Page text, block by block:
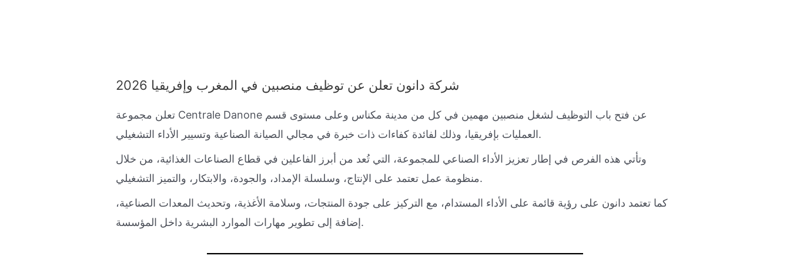
شركة دانون تعلن عن توظيف منصبين في المغرب وإفريقيا 2026
تعلن مجموعة Centrale Danone عن فتح باب التوظيف لشغل منصبين مهمين في كل من مدينة مكناس وعلى مستوى قسم
العمليات بإفريقيا، وذلك لفائدة كفاءات ذات خبرة في مجالي الصيانة الصناعية وتسيير الأداء التشغيلي.
وتأتي هذه الفرص في إطار تعزيز الأداء الصناعي للمجموعة، التي تُعد من أبرز الفاعلين في قطاع الصناعات الغذائية، من خلال
منظومة عمل تعتمد على الإنتاج، وسلسلة الإمداد، والجودة، والابتكار، والتميز التشغيلي.
كما تعتمد دانون على رؤية قائمة على الأداء المستدام، مع التركيز على جودة المنتجات، وسلامة الأغذية، وتحديث المعدات الصناعية،
إضافة إلى تطوير مهارات الموارد البشرية داخل المؤسسة.